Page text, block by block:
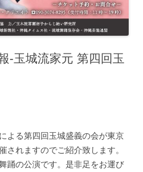
‐玉城流家元 第四回玉
よる第四回玉城盛義の会が東京
されますのでご紹介致します。
踊の公演です。是非足をお運び